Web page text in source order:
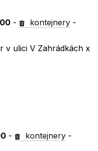
- kontejnery -
v ulici V Zahrádkách x
- kontejnery -